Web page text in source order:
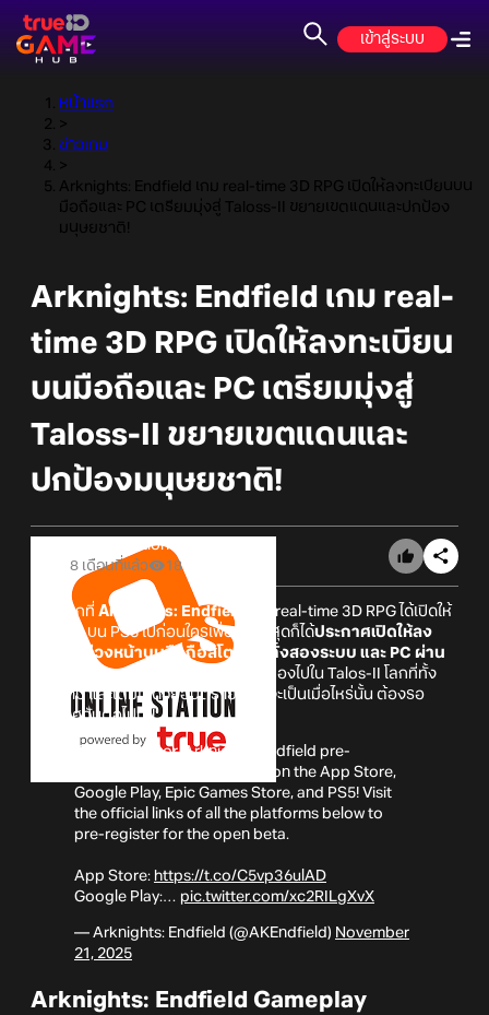
เข้าสู่ระบบ
หน้าแรก
>
ข่าวเกม
>
Arknights: Endfield เกม real-time 3D RPG เปิดให้ลงทะเบียนบน
มือถือและ PC เตรียมมุ่งสู่ Taloss-II ขยายเขตแดนและปกป้อง
มนุษยชาติ!
Arknights: Endfield เกม real-
time 3D RPG เปิดให้ลงทะเบียน
บนมือถือและ PC เตรียมมุ่งสู่
Taloss-II ขยายเขตแดนและ
ปกป้องมนุษยชาติ!
Online Station
8 เดือนที่แล้ว
18
หลังจากที่ Arknights: Endfield
เกม real-time 3D RPG ได้เปิดให้
Wishlist บน PS5 ไปก่อนใครเพื่อน ในที่สุดก็ได้ประกาศเปิดให้ลง
ทะเบียนล่วงหน้าบนมือถือสโตร์ไทยทั้งสองระบบ และ PC ผ่าน
Epic Games Store แล้ว!
เตรียมตัวท่องไปใน Talos-II โลกที่ทั้ง
สวยงาม และเต็มไปด้วยอันตราย ส่วนจะเป็นเมื่อไหร่นั้น ต้องรอ
ประกาศกันต่อไปนะ!
Endministrator, Arknights: Endfield pre-
registration is now available on the App Store,
Google Play, Epic Games Store, and PS5! Visit
the official links of all the platforms below to
pre-register for the open beta.
App Store: https://t.co/C5vp36ulAD
Google Play:… pic.twitter.com/xc2RILgXvX
— Arknights: Endfield (@AKEndfield) November
21, 2025
Arknights: Endfield Gameplay